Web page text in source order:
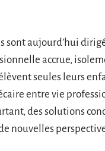
sont aujourd’hui
accrue,
seules leurs
entre vie
des solutions
nouvelles